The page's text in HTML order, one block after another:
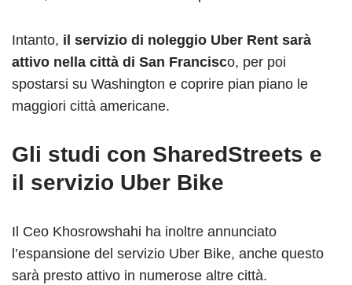
Intanto, il servizio di noleggio Uber Rent sarà
attivo nella città di San Francisco, per poi
spostarsi su Washington e coprire pian piano le
maggiori città americane.
Gli studi con SharedStreets e
il servizio Uber Bike
Il Ceo Khosrowshahi ha inoltre annunciato
l’espansione del servizio Uber Bike, anche questo
sarà presto attivo in numerose altre città.